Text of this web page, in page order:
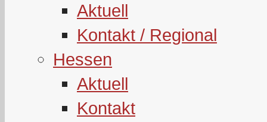
Aktuell
Kontakt / Regional
Hessen
Aktuell
Kontakt